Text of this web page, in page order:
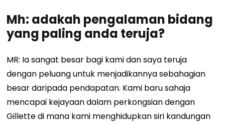
Mh: adakah pengalaman bidang
yang paling anda teruja?
MR: Ia sangat besar bagi kami dan saya teruja
dengan peluang untuk menjadikannya sebahagian
besar daripada pendapatan. Kami baru sahaja
mencapai kejayaan dalam perkongsian dengan
Gillette di mana kami menghidupkan siri kandungan